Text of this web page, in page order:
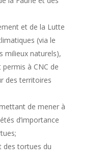
et de la Lutte
(via le
milieux naturels),
à CNC de
des territoires
de mener à
d’importance
des tortues du